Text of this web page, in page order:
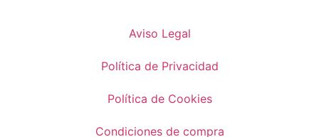
Aviso Legal
Política de Privacidad
Política de Cookies
Condiciones de compra